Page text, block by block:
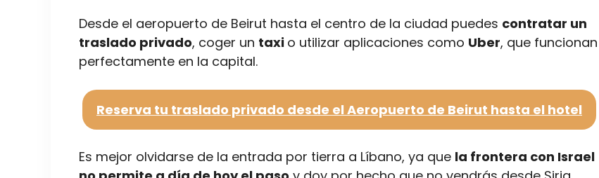
Desde el aeropuerto de Beirut hasta el centro de la ciudad puedes contratar un
traslado privado, coger un taxi o utilizar aplicaciones como Uber, que funcionan
perfectamente en la capital.
Reserva tu traslado privado desde el Aeropuerto de Beirut hasta el hotel
Es mejor olvidarse de la entrada por tierra a Líbano, ya que la frontera con Israel